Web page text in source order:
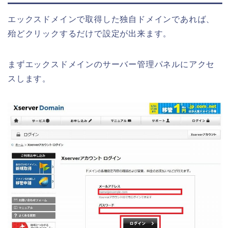
エックスドメインで取得した独自ドメインであれば、
殆どクリックするだけで設定が出来ます。
まずエックスドメインのサーバー管理パネルにアクセ
スします。